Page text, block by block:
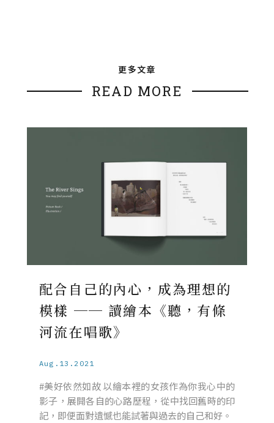
更多文章
READ MORE
配合自己的內心，成為理想的
模樣 ── 讀繪本《聽，有條
河流在唱歌》
Aug.13.2021
#美好依然如故 以繪本裡的女孩作為你我心中的
影子，展開各自的心路歷程，從中找回舊時的印
記，即便面對遺憾也能試著與過去的自己和好。